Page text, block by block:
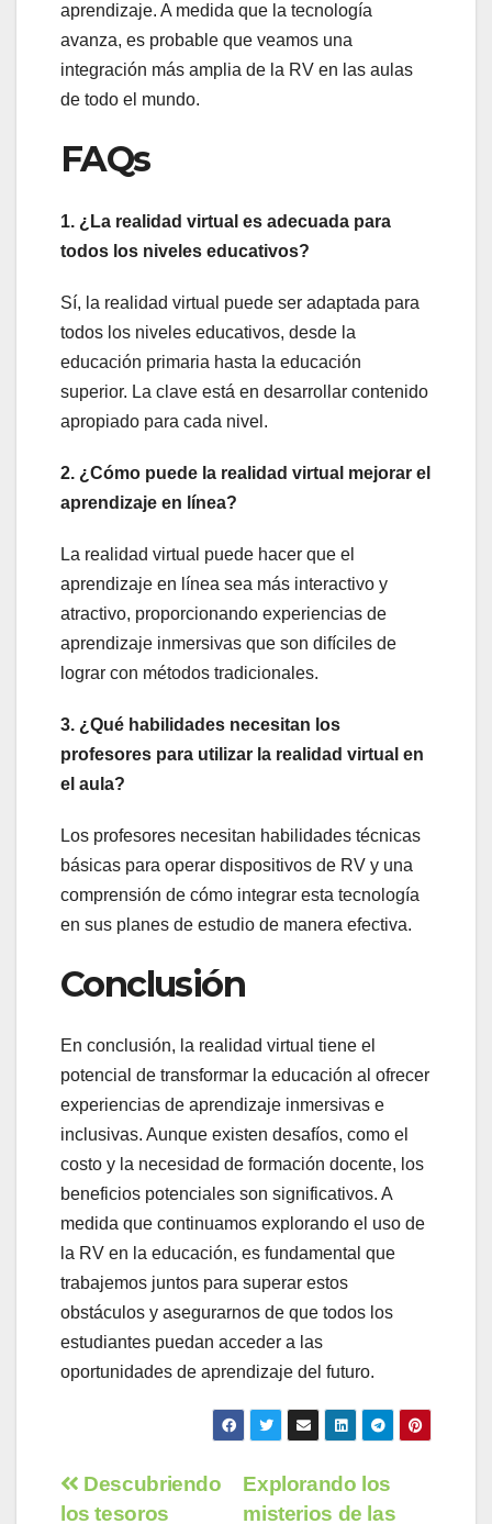
aprendizaje. A medida que la tecnología
avanza, es probable que veamos una
integración más amplia de la RV en las aulas
de todo el mundo.
FAQs
1. ¿La realidad virtual es adecuada para
todos los niveles educativos?
Sí, la realidad virtual puede ser adaptada para
todos los niveles educativos, desde la
educación primaria hasta la educación
superior. La clave está en desarrollar contenido
apropiado para cada nivel.
2. ¿Cómo puede la realidad virtual mejorar el
aprendizaje en línea?
La realidad virtual puede hacer que el
aprendizaje en línea sea más interactivo y
atractivo, proporcionando experiencias de
aprendizaje inmersivas que son difíciles de
lograr con métodos tradicionales.
3. ¿Qué habilidades necesitan los
profesores para utilizar la realidad virtual en
el aula?
Los profesores necesitan habilidades técnicas
básicas para operar dispositivos de RV y una
comprensión de cómo integrar esta tecnología
en sus planes de estudio de manera efectiva.
Conclusión
En conclusión, la realidad virtual tiene el
potencial de transformar la educación al ofrecer
experiencias de aprendizaje inmersivas e
inclusivas. Aunque existen desafíos, como el
costo y la necesidad de formación docente, los
beneficios potenciales son significativos. A
medida que continuamos explorando el uso de
la RV en la educación, es fundamental que
trabajemos juntos para superar estos
obstáculos y asegurarnos de que todos los
estudiantes puedan acceder a las
oportunidades de aprendizaje del futuro.
NavegaciónExplorando los
misterios de las
Descubriendo
los tesoros